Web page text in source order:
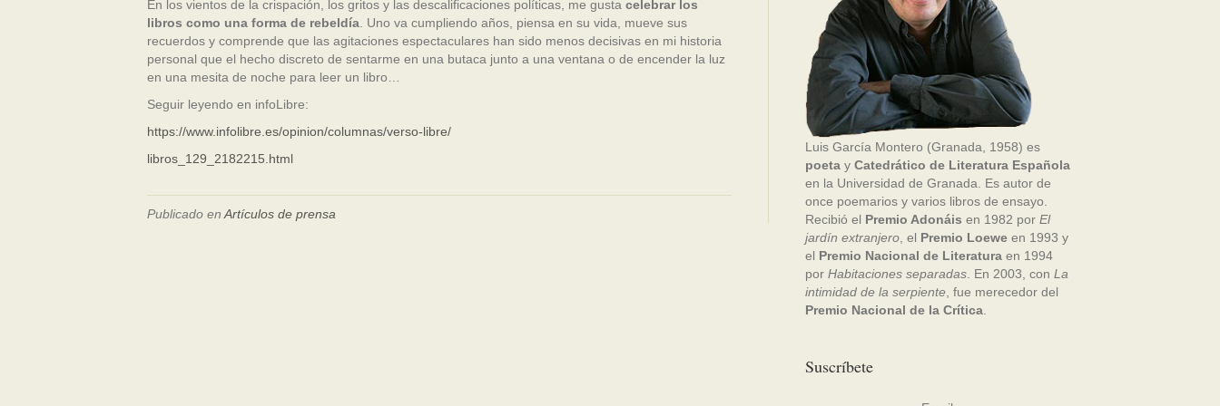
En los vientos de la crispación, los gritos y las descalificaciones políticas, me gusta celebrar los
libros como una forma de rebeldía . Uno va cumpliendo años, piensa en su vida, mueve sus
recuerdos y comprende que las agitaciones espectaculares han sido menos decisivas en mi historia
personal que el hecho discreto de sentarme en una butaca junto a una ventana o de encender la luz
en una mesita de noche para leer un libro…
Seguir leyendo en infoLibre:
https://www.infolibre.es/opinion/columnas/verso-libre/
libros_129_2182215.html
Publicado en Artículos de prensa
Luis García Montero (Granada, 1958) es
poeta y Catedrático de Literatura Española
en la Universidad de Granada. Es autor de
once poemarios y varios libros de ensayo.
Recibió el Premio Adonáis en 1982 por El
jardín extranjero , el Premio Loewe en 1993 y
el Premio Nacional de Literatura en 1994
por Habitaciones separadas . En 2003, con La
intimidad de la serpiente , fue merecedor del
Premio Nacional de la Crítica
Suscríbete